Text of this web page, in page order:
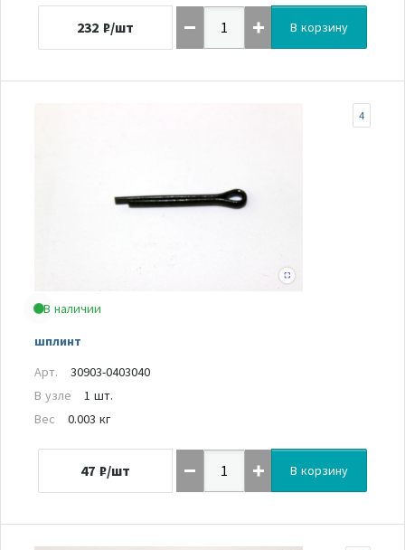
232 ₽/шт В корзину
В наличии
шплинт
4
Арт.
30903-0403040
В узле
1 шт.
Вес
0.003 кг
47 ₽/шт В корзину